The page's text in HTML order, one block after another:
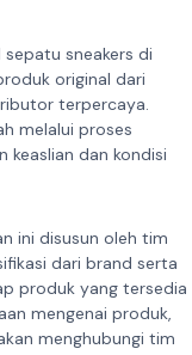
sneakers di
original dari
terpercaya.
melalui proses
keaslian dan kondisi
ini disusun oleh tim
dari brand serta
produk yang tersedia
mengenai produk,
menghubungi tim